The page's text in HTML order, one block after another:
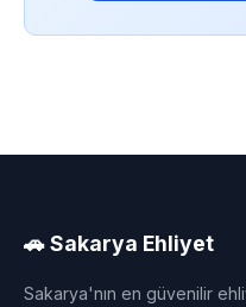
🚗 Sakarya Ehliyet
Sakarya'nın en güvenilir